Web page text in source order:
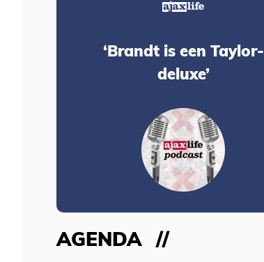
‘Brandt is een Taylor-
deluxe’
AGENDA